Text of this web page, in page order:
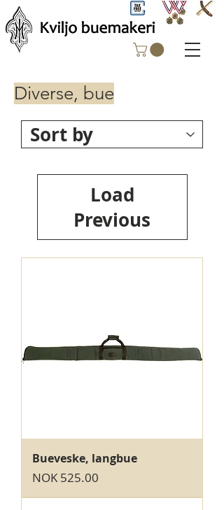
Diverse, bue
Load
Previous
Bueveske, langbue
Price
NOK 525.00